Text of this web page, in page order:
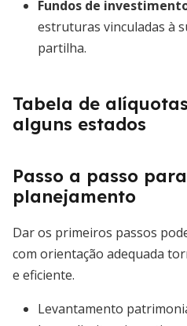
Fundos de
estruturas vinculadas à
partilha.
Tabela de
alguns estados
Passo a passo
planejamento
Dar os primeiros passos
com orientação adequada
e eficiente.
Levantamento